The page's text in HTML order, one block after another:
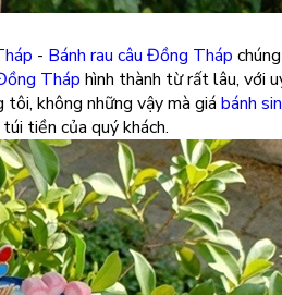
- Bánh rau câu Đồng Tháp
Tháp hình thành từ rất lâu, với
không những vậy mà giá bánh
tiền của quý khách.